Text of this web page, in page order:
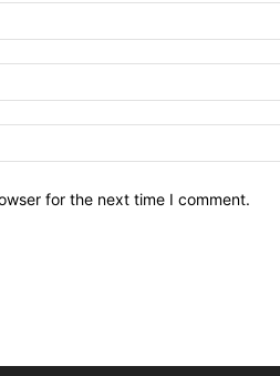
for the next time I comment.